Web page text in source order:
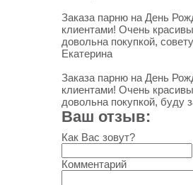
Заказа парню на День
клиентами! Очень
довольна покупкой,
Екатерина
Заказа парню на День
клиентами! Очень
довольна покупкой, буду
Ваш отзыв:
Как Вас зовут?
Комментарий